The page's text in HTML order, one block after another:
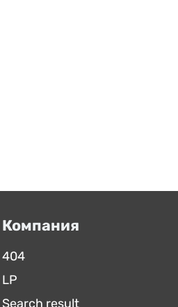
Компания
404
LP
Search result